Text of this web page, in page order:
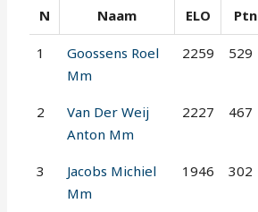
N Naam ELO Ptn
1
Goossens Roel
Mm
2259 529
2
Van Der Weij
Anton Mm
2227 467
3
Jacobs Michiel
Mm
1946 302